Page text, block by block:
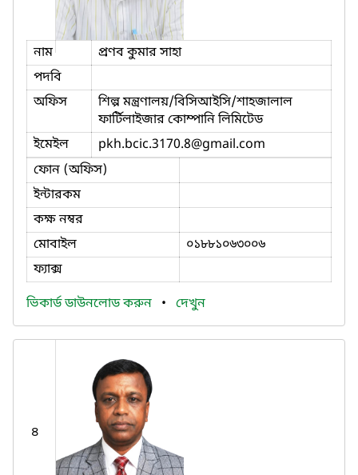
নাম
প্রণব কুমার সাহা
পদবি
অফিস
শিল্প মন্ত্রণালয়/বিসিআইসি/শাহজালাল
ফার্টিলাইজার কোম্পানি লিমিটেড
ইমেইল
pkh.bcic.3170.8@gmail.com
ফোন (অফিস)
ইন্টারকম
কক্ষ নম্বর
মোবাইল
০১৮৮১০৬৩০০৬
ফ্যাক্স
ভিকার্ড ডাউনলোড করুন • দেখুন
৪